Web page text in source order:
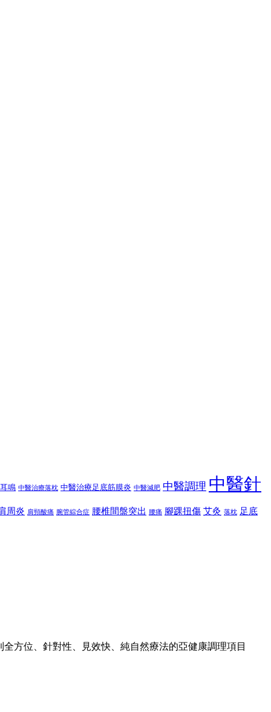
鳴 中醫治療落枕 中醫治療足底筋膜炎 中醫減肥 中醫調理 中醫針
周炎 肩頸酸痛 腕管綜合症 腰椎間盤突出 腰痛 腳踝扭傷 艾灸 落枕 足底
方位、針對性、見效快、純自然療法的亞健康調理項目